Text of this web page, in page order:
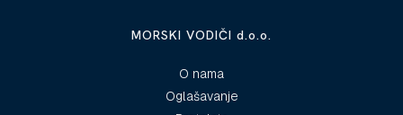
MORSKI VODIČI d.o.o.
O nama
Oglašavanje